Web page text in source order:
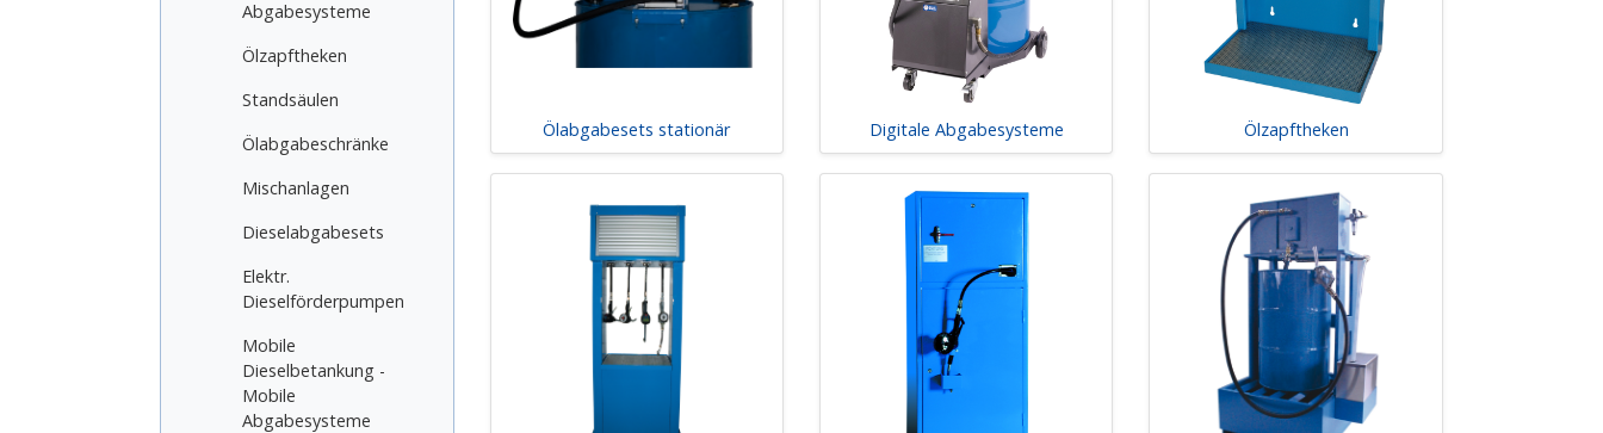
Abgabesysteme
Ölzapftheken
Standsäulen
Ölabgabeschränke
Mischanlagen
Dieselabgabesets
Elektr.
Dieselförderpumpen
Mobile
Dieselbetankung -
Mobile
Abgabesysteme
Ölabgabesets stationär Digitale Abgabesysteme Ölzapftheken